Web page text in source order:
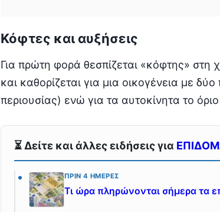
Κόφτες και αυξήσεις
Για πρώτη φορά θεσπίζεται «κόφτης»
και καθορίζεται για μια οικογένεια με
περιουσίας) ενώ για τα αυτοκίνητα το
⏳ Δείτε και άλλες ειδήσεις για
ΠΡΙΝ 4 ΗΜΈΡΕΣ
Τι ώρα πληρώνονται σήμερα τα